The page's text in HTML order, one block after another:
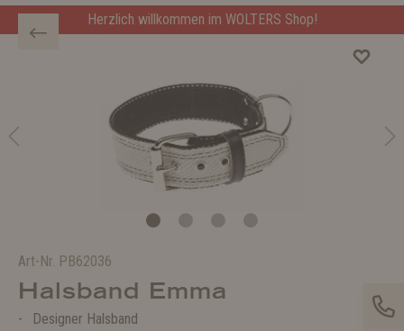
Herzlich willkommen im WOLTERS Shop!
Art-Nr. PB62036
Halsband Emma
Designer Halsband